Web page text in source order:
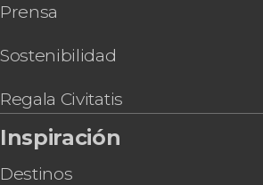
Prensa
Sostenibilidad
Regala Civitatis
Inspiración
Destinos